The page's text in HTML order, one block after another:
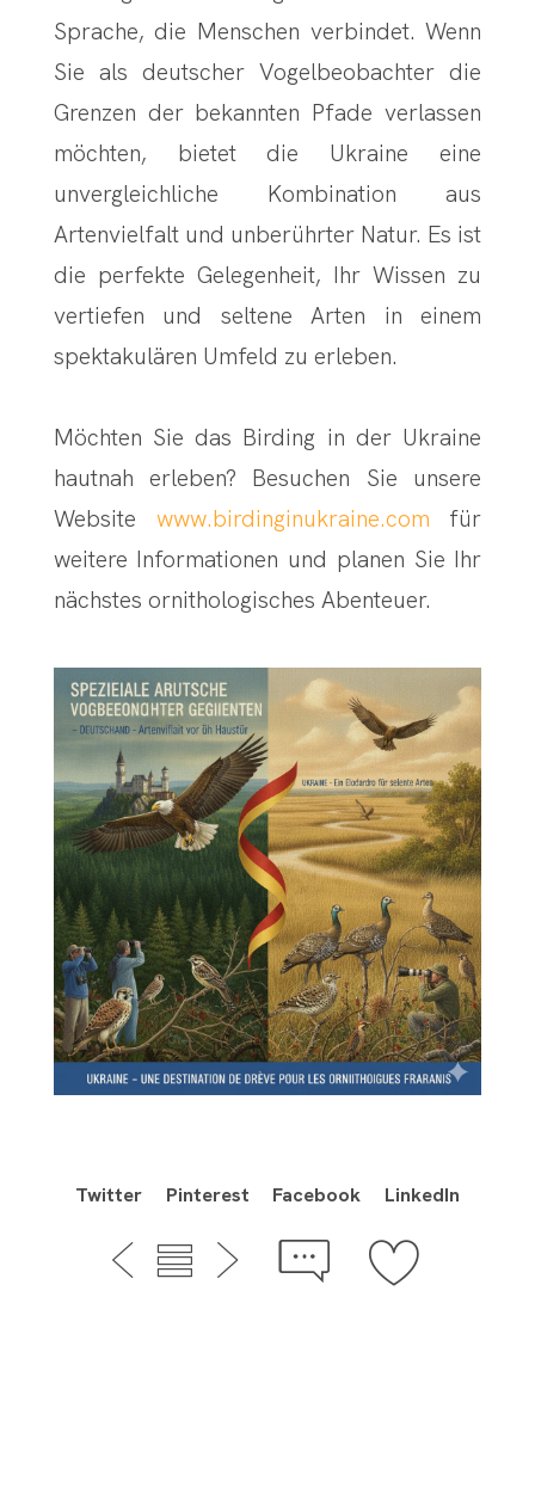
Sprache, die Menschen verbindet. Wenn
Sie als deutscher Vogelbeobachter die
Grenzen der bekannten Pfade verlassen
möchten, bietet die Ukraine eine
unvergleichliche Kombination aus
Artenvielfalt und unberührter Natur. Es ist
die perfekte Gelegenheit, Ihr Wissen zu
vertiefen und seltene Arten in einem
spektakulären Umfeld zu erleben.
Möchten Sie das Birding in der Ukraine
hautnah erleben? Besuchen Sie unsere
Website www.birdinginukraine.com für
weitere Informationen und planen Sie Ihr
nächstes ornithologisches Abenteuer.
Twitter Pinterest Facebook LinkedIn